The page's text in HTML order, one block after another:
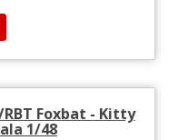
RBT Foxbat - Kitty
1/48